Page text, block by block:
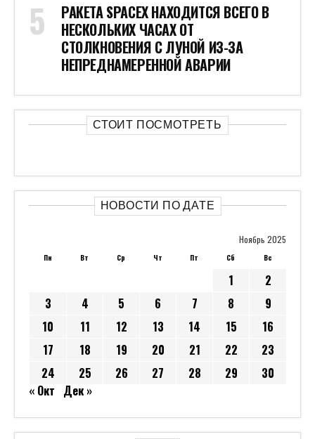
РАКЕТА SPACEX НАХОДИТСЯ ВСЕГО В
НЕСКОЛЬКИХ ЧАСАХ ОТ
СТОЛКНОВЕНИЯ С ЛУНОЙ ИЗ-ЗА
НЕПРЕДНАМЕРЕННОЙ АВАРИИ
СТОИТ ПОСМОТРЕТЬ
НОВОСТИ ПО ДАТЕ
Ноябрь 2025
Пн Вт Ср Чт Пт Сб Вс
1
2
3
4 5 6 7 8
9
10
11 12 13 14 15
16
17
18 19 20 21 22
23
24
25 26 27 28 29
30
« Окт Дек »